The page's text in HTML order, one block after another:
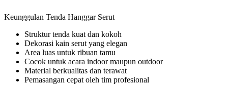
Keunggulan Tenda Hanggar Serut
Struktur tenda kuat dan kokoh
Dekorasi kain serut yang elegan
Area luas untuk ribuan tamu
Cocok untuk acara indoor maupun outdoor
Material berkualitas dan terawat
Pemasangan cepat oleh tim profesional